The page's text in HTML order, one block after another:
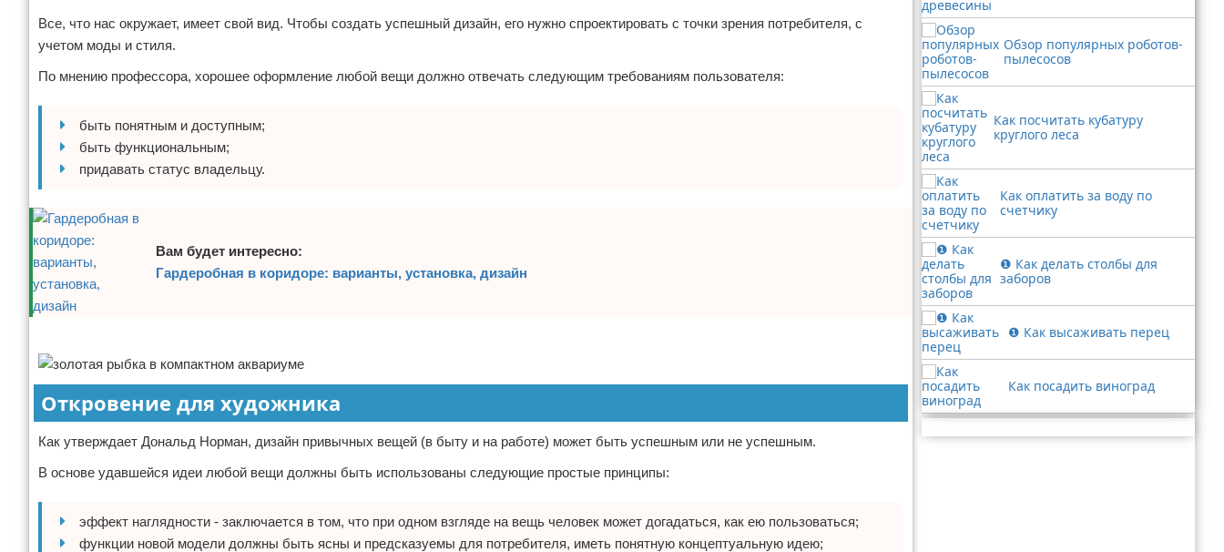
Все, что нас окружает, имеет свой вид. Чтобы создать успешный дизайн, его нужно спроектировать с точки зрения потребителя, с
учетом моды и стиля.
По мнению профессора, хорошее оформление любой вещи должно отвечать следующим требованиям пользователя:
быть понятным и доступным;
быть функциональным;
придавать статус владельцу.
Вам будет интересно:
Гардеробная в коридоре: варианты, установка, дизайн
Откровение для художника
Как утверждает Дональд Норман, дизайн привычных вещей (в быту и на работе) может быть успешным или не успешным.
В основе удавшейся идеи любой вещи должны быть использованы следующие простые принципы:
эффект наглядности - заключается в том, что при одном взгляде на вещь человек может догадаться, как ею пользоваться;
функции новой модели должны быть ясны и предсказуемы для потребителя, иметь понятную концептуальную идею;
Обзор популярных роботов-
пылесосов
Как посчитать кубатуру
круглого леса
Как оплатить за воду по
счетчику
❶ Как делать столбы для
заборов
❶ Как высаживать перец
Как посадить виноград